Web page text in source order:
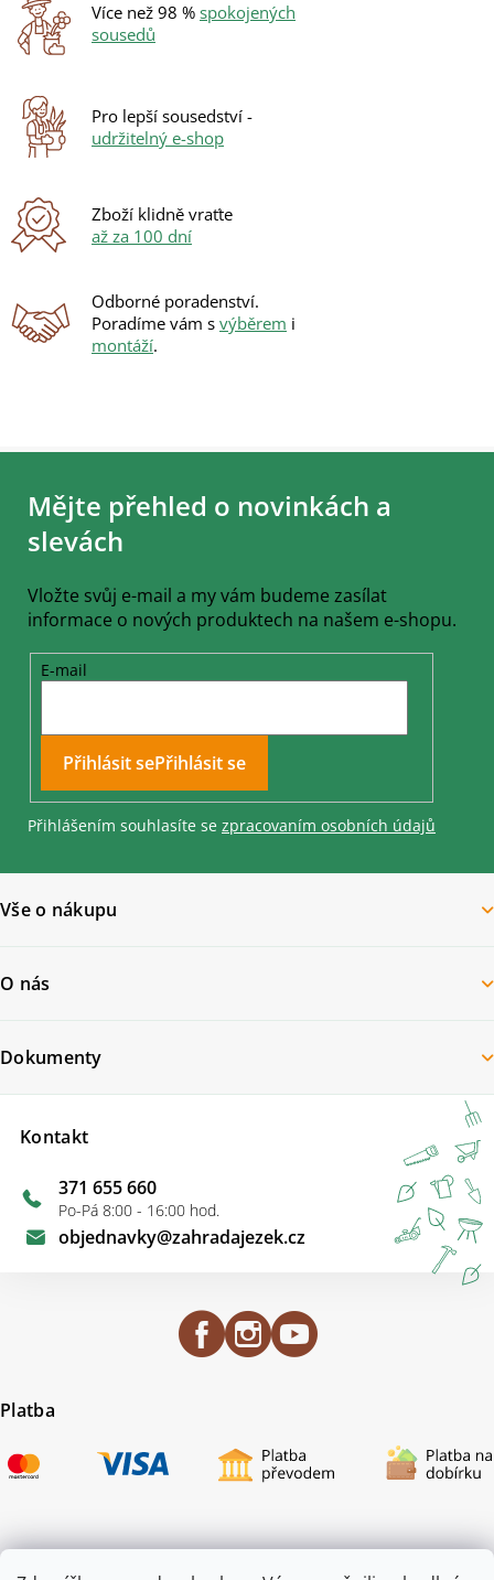
Více než 98 % spokojených
sousedů
Pro lepší sousedství -
udržitelný e-shop
Zboží klidně vraťte
až za 100 dní
Odborné poradenství.
Poradíme vám s výběrem i
montáží.
Z
Mějte přehled o novinkách a
slevách
Vložte svůj e-mail a my vám budeme zasílat
informace o nových produktech na našem e-shopu.
E-mail
Přihlásit se
Přihlášením souhlasíte se zpracovaním osobních údajů
Vše o nákupu
O nás
Kontakt
objednavky@zahradajezek.cz
371 655 660
Po-Pá 8:00 - 16:00 hod.
Dokumenty
Platba